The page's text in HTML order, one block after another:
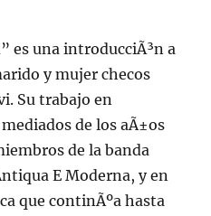
es una introducciÃ³n a
y mujer checos
Su trabajo en
de los aÃ±os
de la banda
E Moderna, y en
que continÃºa hasta